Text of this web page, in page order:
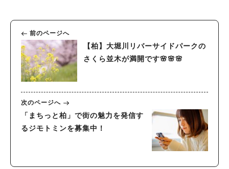
前のページへ
【柏】大堀川リバーサイドパークの
さくら並木が満開です🌸🌸🌸
次のページへ
「まちっと柏」で街の魅力を発信す
るジモトミンを募集中！